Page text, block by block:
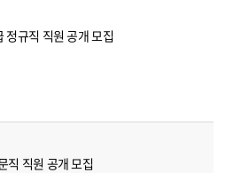
정규직 직원 공개 모집
직 직원 공개 모집